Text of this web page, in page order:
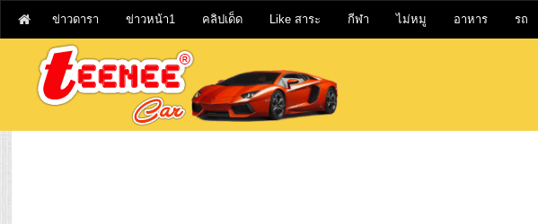
ข่าวดารา ข่าวหน้า1 คลิปเด็ด Like สาระ กีฬา ไม่หมู อาหาร รถ